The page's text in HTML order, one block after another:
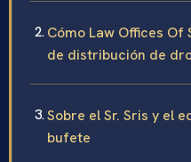
Cómo Law Offices Of
de distribución de
Sobre el Sr. Sris y el
bufete